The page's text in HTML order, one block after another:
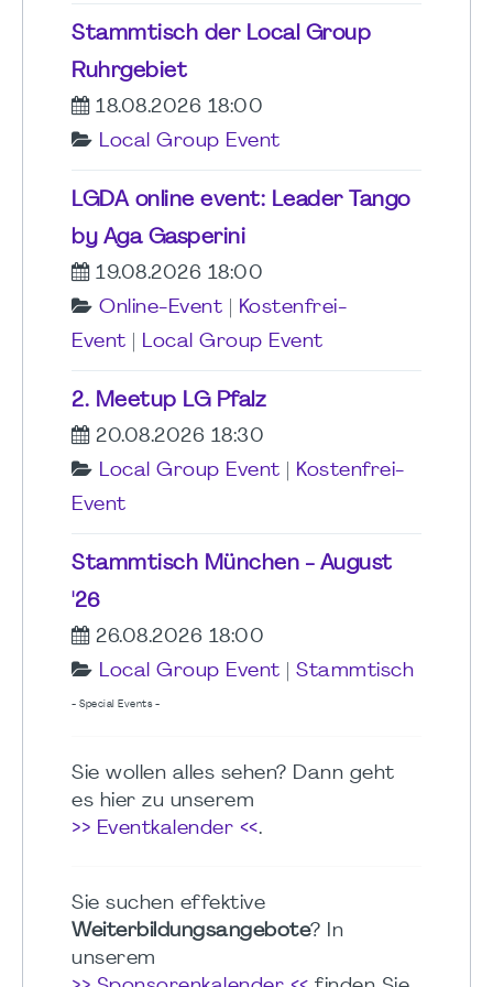
Stammtisch der Local Group
Ruhrgebiet
18.08.2026 18:00
Local Group Event
LGDA online event: Leader Tango
by Aga Gasperini
19.08.2026 18:00
Online-Event
Kostenfrei-
Event
Local Group Event
2. Meetup LG Pfalz
20.08.2026 18:30
Local Group Event
Kostenfrei-
Event
Stammtisch München - August
'26
26.08.2026 18:00
Local Group Event
Stammtisch
- Special Events -
Sie wollen alles sehen? Dann geht
es hier zu unserem
>> Eventkalender <<.
Sie suchen effektive
Weiterbildungsangebote? In
unserem